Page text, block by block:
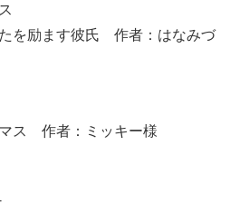
を励ます彼氏 作者：はなみづ
ス 作者：ミッキー様